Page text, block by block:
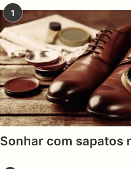
1
Sonhar com sapatos